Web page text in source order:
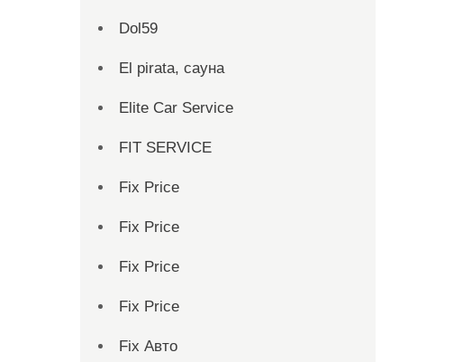
Dol59
El pirata, сауна
Elite Car Service
FIT SERVICE
Fix Price
Fix Price
Fix Price
Fix Price
Fix Авто